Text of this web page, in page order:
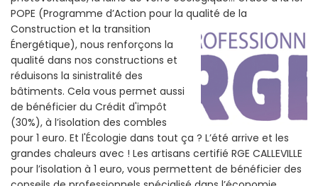
POPE (Programme d’Action pour la qualité de la
Construction et la transition
Énergétique), nous renforçons la
qualité dans nos constructions et
réduisons la sinistralité des
bâtiments. Cela vous permet aussi
de bénéficier du Crédit d'impôt
(30%), à l’isolation des combles
pour 1 euro. Et l'Écologie dans tout ça ? L’été arrive et les
grandes chaleurs avec ! Les artisans certifié RGE CALLEVILLE
pour l’isolation à 1 euro, vous permettent de bénéficier des